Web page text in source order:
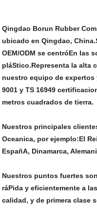
Qingdao Borun Rubber
ubicado en Qingdao,
OEM/ODM se centróEn las
pláStico.Representa la alta
nuestro equipo de expertos
9001 y TS 16949
metros cuadrados de tierra.
Nuestros principales
Oceanica, por ejemplo:El
EspañA, Dinamarca,
Nuestros puntos fuertes
ráPida y eficientemente a
calidad, y de primera clase